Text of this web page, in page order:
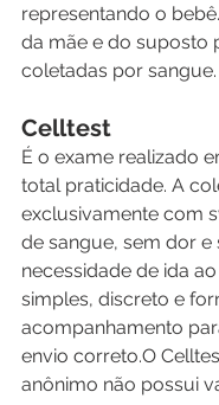
representando o
da mãe e do suposto
coletadas por sangue.
Celltest
É o exame realizado
total praticidade. A
exclusivamente com
de sangue, sem dor e
necessidade de ida
simples, discreto e
acompanhamento
envio correto.O
anônimo não possui